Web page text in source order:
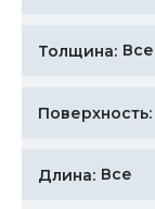
Толщина: Все
Поверхность:
Длина: Все